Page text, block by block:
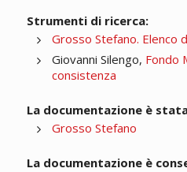
Strumenti di ricerca:
Grosso Stefano. Elenco
Giovanni Silengo, Fondo
consistenza
La documentazione è
Grosso Stefano
La documentazione è